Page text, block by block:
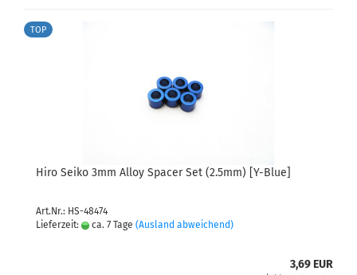
TOP
Hiro Seiko 3mm Alloy Spacer Set (2.5mm) [Y-Blue]
Art.Nr.: HS-48474
Lieferzeit:
ca. 7 Tage (Ausland abweichend)
3,69 EUR